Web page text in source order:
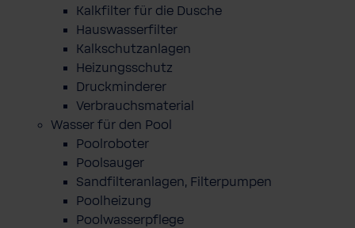
Kalkfilter für die Dusche
Hauswasserfilter
Kalkschutzanlagen
Heizungsschutz
Druckminderer
Verbrauchsmaterial
Wasser für den Pool
Poolroboter
Poolsauger
Sandfilteranlagen, Filterpumpen
Poolheizung
Poolwasserpflege